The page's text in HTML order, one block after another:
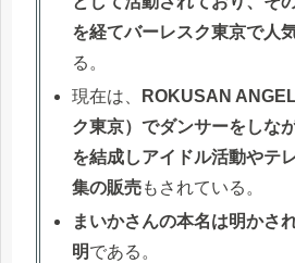
を経てバーレスク東京で人
る。
現在は、
ROKUSAN
ク東京）でダンサーをしな
を結成しアイドル活動やテ
集の販売もされている。
まいかさんの本名は明かさ
明である。